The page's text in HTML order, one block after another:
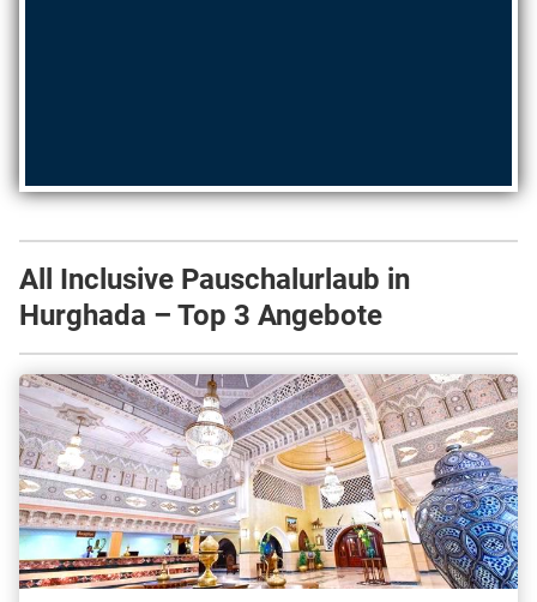
All Inclusive Pauschalurlaub in
Hurghada – Top 3 Angebote